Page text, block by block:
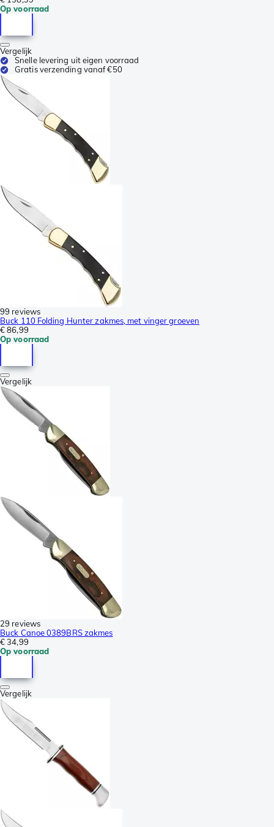
Op voorraad
Vergelijk
Snelle levering uit eigen voorraad
Gratis verzending vanaf €50
99 reviews
Buck 110 Folding Hunter zakmes, met vinger groeven
€ 86,99
Op voorraad
Vergelijk
29 reviews
Buck Canoe 0389BRS zakmes
€ 34,99
Op voorraad
Vergelijk